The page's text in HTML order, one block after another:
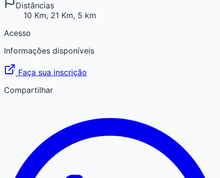
Distâncias
10 Km, 21 Km, 5 km
Acesso
Informações disponíveis
Faça sua inscrição
Compartilhar